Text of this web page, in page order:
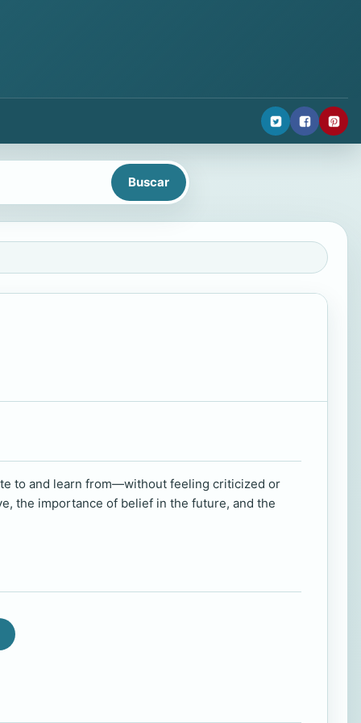
to and learn from—without feeling criticized or
the importance of belief in the future, and the